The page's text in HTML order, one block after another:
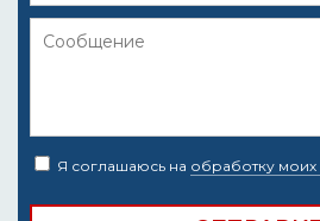
Я соглашаюсь на обработку